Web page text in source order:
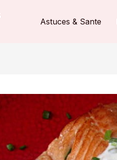
Astuces & Sante